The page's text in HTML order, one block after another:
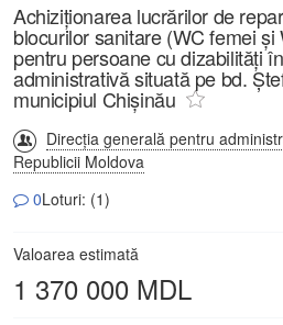
Achiziționarea lucrărilor de
blocurilor sanitare (WC femei
pentru persoane cu dizabilități
administrativă situată pe bd.
municipiul Chișinău
Direcția generală pentru
Republicii Moldova
0Loturi: (1)
Valoarea estimată
1 370 000 MDL